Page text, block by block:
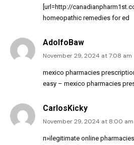
[url=http://
homeopathic remedies for ed
AdolfoBaw
November 29, 2024 at 7:08 am
mexico pharmacies
easy – mexico pharmacies
CarlosKicky
November 29, 2024 at 8:00 am
п»їlegitimate online